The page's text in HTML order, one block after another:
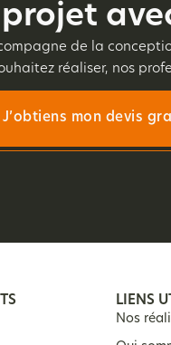
de la
réaliser, nos
J’obtiens mon devis
LIENS
Nos